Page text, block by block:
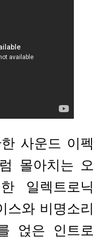
사운드 이펙
몰아치는 오
일렉트로닉
스와 비명소리
얹은 인트로